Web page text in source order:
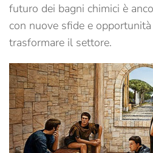
futuro dei bagni chimici è
con nuove sfide e
trasformare il settore.